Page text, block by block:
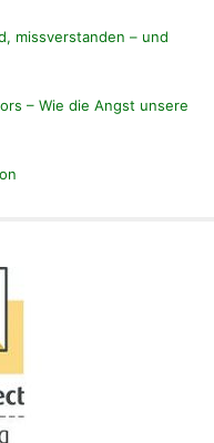
missverstanden – und
– Wie die Angst unsere